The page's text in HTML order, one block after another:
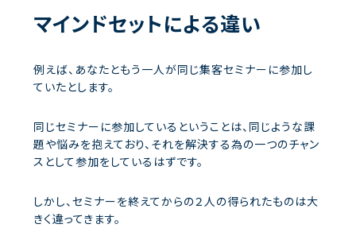
マインドセットによる違い
例えば、あなたともう一人が同じ集客セミナーに参加し
ていたとします。
同じセミナーに参加しているということは、同じような課
題や悩みを抱えており、それを解決する為の一つのチャン
スとして参加をしているはずです。
しかし、セミナーを終えてからの２人の得られたものは大
きく違ってきます。